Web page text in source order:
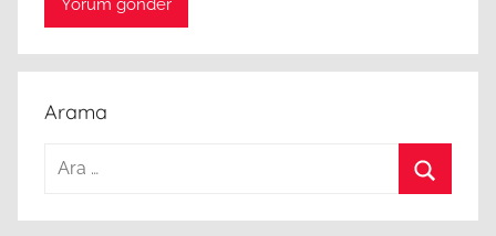
Arama
Arama: